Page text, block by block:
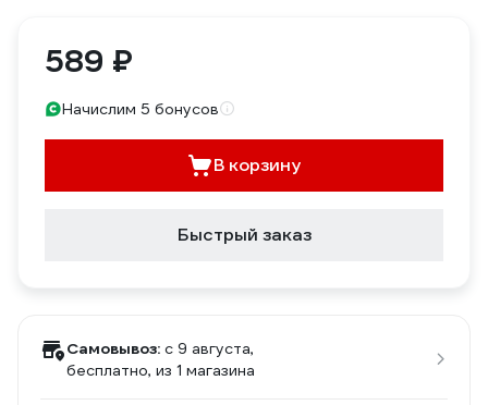
589 ₽
Начислим 5 бонусов
В корзину
Быстрый заказ
Самовывоз: c 9 августа,
бесплатно, из 1 магазина